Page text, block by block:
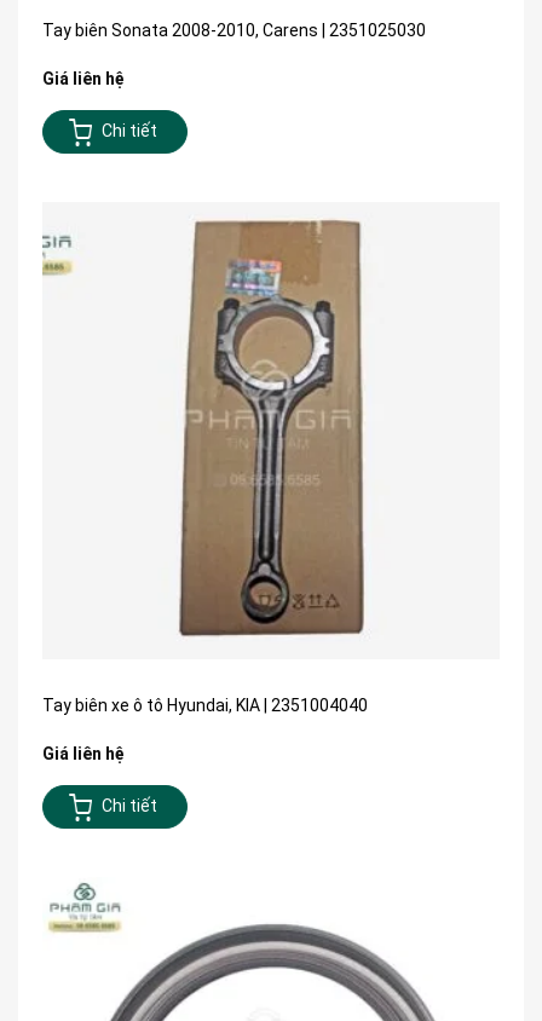
Tay biên Sonata 2008-2010, Carens | 2351025030
Giá liên hệ
Chi tiết
Tay biên xe ô tô Hyundai, KIA | 2351004040
Giá liên hệ
Chi tiết